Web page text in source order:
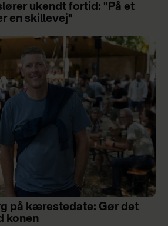
ukendt fortid: "På et
en skillevej"
på kærestedate: Gør det
konen